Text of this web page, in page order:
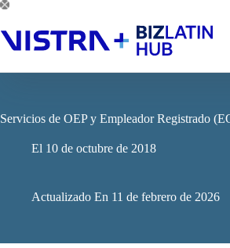
Saltar
contenido
Servicios de OEP y Empleador Registrado
El 10 de octubre de 2018
Actualizado En 11 de febrero de 2026